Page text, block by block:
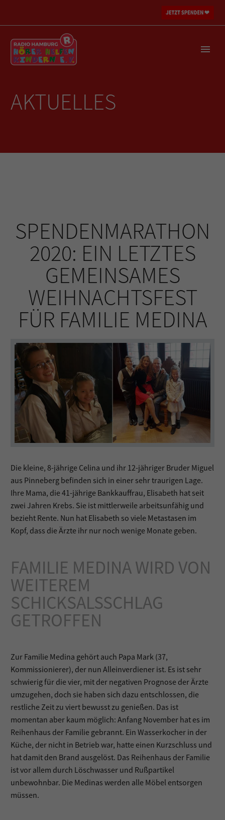
AKTUELLES
SPENDENMARATHON
2020: EIN LETZTES
GEMEINSAMES
WEIHNACHTSFEST
FÜR FAMILIE MEDINA
Die kleine, 8-jährige Celina und ihr 12-jähriger Bruder Miguel
aus Pinneberg befinden sich in einer sehr traurigen Lage.
Ihre Mama, die 41-jährige Bankkauffrau, Elisabeth hat seit
zwei Jahren Krebs. Sie ist mittlerweile arbeitsunfähig und
bezieht Rente. Nun hat Elisabeth so viele Metastasen im
Kopf, dass die Ärzte ihr nur noch wenige Monate geben.
FAMILIE MEDINA WIRD VON
WEITEREM
SCHICKSALSSCHLAG
GETROFFEN
Zur Familie Medina gehört auch Papa Mark (37,
Kommissionierer), der nun Alleinverdiener ist. Es ist sehr
schwierig für die vier, mit der negativen Prognose der Ärzte
umzugehen, doch sie haben sich dazu entschlossen, die
restliche Zeit zu viert bewusst zu genießen. Das ist
momentan aber kaum möglich: Anfang November hat es im
Reihenhaus der Familie gebrannt. Ein Wasserkocher in der
Küche, der nicht in Betrieb war, hatte einen Kurzschluss und
hat damit den Brand ausgelöst. Das Reihenhaus der Familie
ist vor allem durch Löschwasser und Rußpartikel
unbewohnbar. Die Medinas werden alle Möbel entsorgen
müssen.